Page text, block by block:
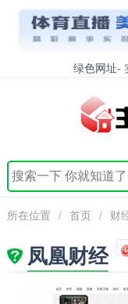
绿色网址-
所在位置 / 首页 / 财
凤凰财经